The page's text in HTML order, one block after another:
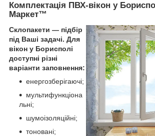
Комплектація ПВХ-вікон у
Маркет™
Склопакети — підбір
під Ваші задачі. Для
вікон у Борисполі
доступні різні
варіанти заповнення:
енергозберігаючі;
мультифункціона
льні;
шумоізоляційні;
тоновані;